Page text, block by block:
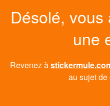
Désolé,
une
Revenez à
au sujet de